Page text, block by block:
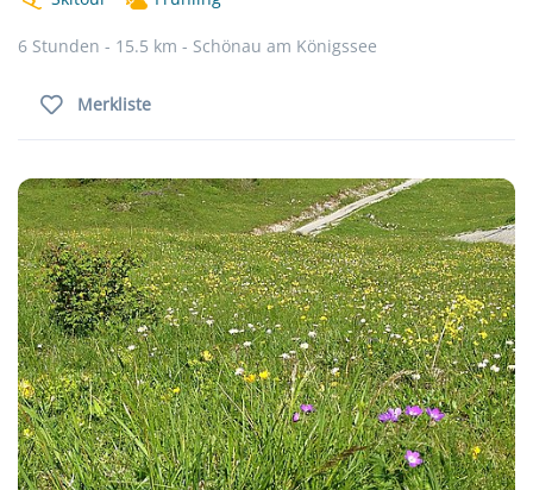
6 Stunden - 15.5 km - Schönau am Königssee
Merkliste